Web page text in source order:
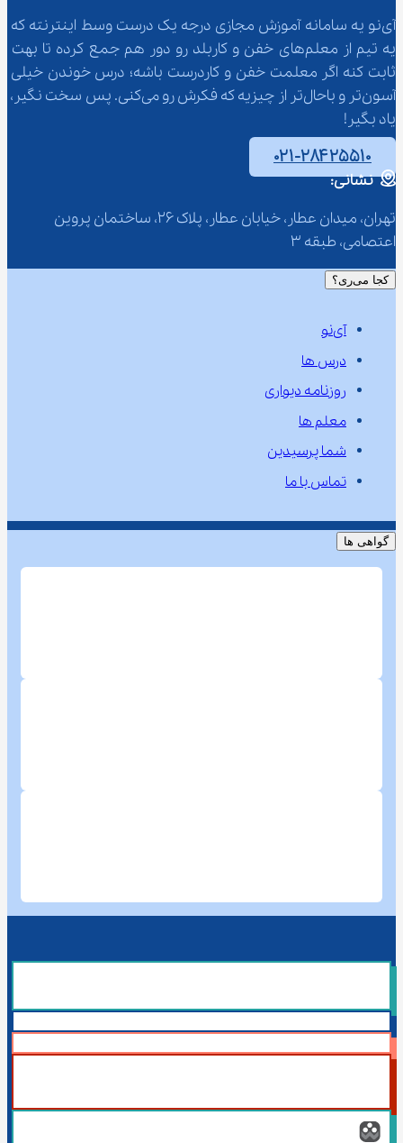
آی‌نو یه سامانه آموزش مجازی درجه یک درست وسط اینترنته که
یه تیم از معلم‌‌های خفن و کاربلد رو دور هم جمع کرده تا بهت
ثابت کنه اگر معلمت خفن و کاردرست باشه؛ درس خوندن خیلی
آسون‌تر و باحال‌تر از چیزیه که فکرش رو می‌کنی. پس سخت نگیر،
یاد بگیر!
۰۲۱-۲۸۴۲۵۵۱۰
نشانی:
تهران، میدان عطار، خیابان عطار، پلاک 26، ساختمان پروین
اعتصامی، طبقه 3
کجا می‌ری؟
آی‌نو
درس ها
روزنامه دیواری
معلم ها
شما پرسیدین
تماس با ما
گواهی ها